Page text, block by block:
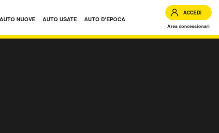
AUTO NUOVE AUTO USATE AUTO D'EPOCA
ACCEDI
Area concessionari